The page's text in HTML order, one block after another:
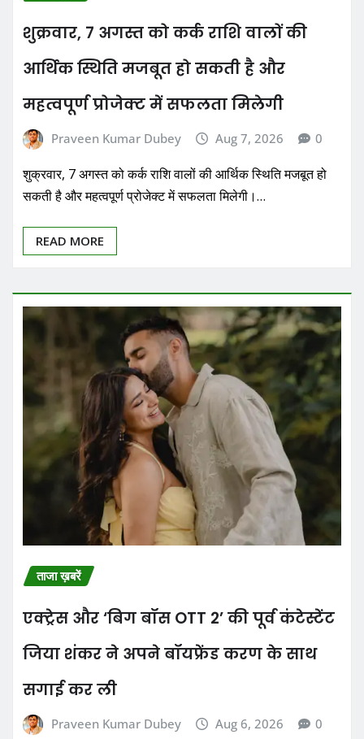
शुक्रवार, 7 अगस्त को कर्क राशि वालों की
आर्थिक स्थिति मजबूत हो सकती है और
महत्वपूर्ण प्रोजेक्ट में सफलता मिलेगी
Praveen Kumar Dubey Aug 7, 2026 0
शुक्रवार, 7 अगस्त को कर्क राशि वालों की आर्थिक स्थिति मजबूत हो
सकती है और महत्वपूर्ण प्रोजेक्ट में सफलता मिलेगी।…
READ MORE
ताजा ख़बरें
एक्ट्रेस और ‘बिग बॉस OTT 2’ की पूर्व कंटेस्टेंट
जिया शंकर ने अपने बॉयफ्रेंड करण के साथ
सगाई कर ली
Praveen Kumar Dubey Aug 6, 2026 0